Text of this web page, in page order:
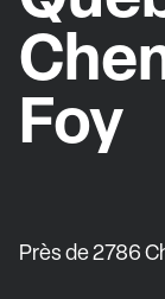
Foy
Près de 2786